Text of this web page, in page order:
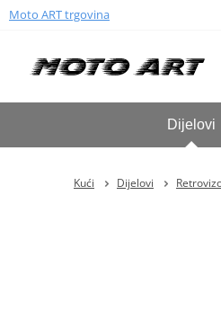
Moto ART trgovina
Dijelovi
Kući Dijelovi